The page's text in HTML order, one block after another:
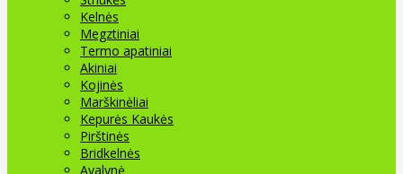
Kelnės
Megztiniai
Termo apatiniai
Akiniai
Kojinės
Marškinėliai
Kepurės Kaukės
Pirštinės
Bridkelnės
Avalynė